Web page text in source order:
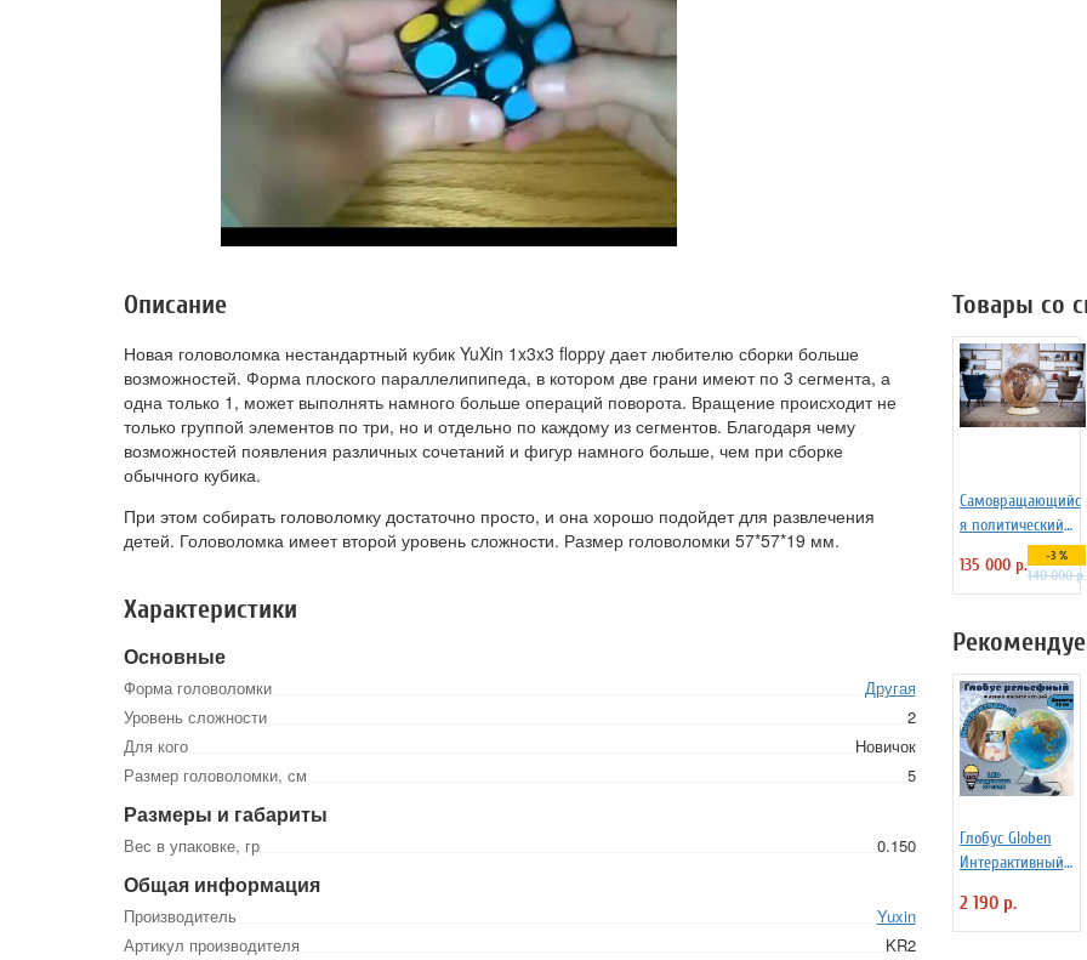
Описание
Новая головоломка нестандартный кубик YuXin 1x3x3 floppy дает любителю сборки больше
возможностей. Форма плоского параллелипипеда, в котором две грани имеют по 3 сегмента, а
одна только 1, может выполнять намного больше операций поворота. Вращение происходит не
только группой элементов по три, но и отдельно по каждому из сегментов. Благодаря чему
возможностей появления различных сочетаний и фигур намного больше, чем при сборке
обычного кубика.
При этом собирать головоломку достаточно просто, и она хорошо подойдет для развлечения
детей. Головоломка имеет второй уровень сложности. Размер головоломки 57*57*19 мм.
Характеристики
Основные
Форма головоломки
Другая
Уровень сложности
2
Для кого
Новичок
Размер головоломки, см
5
Размеры и габариты
Вес в упаковке, гр 0.150
Общая информация
Производитель
Yuxin
Артикул производителя
KR2
Товары со
Самовращающийс
я политический
глобус в стиле
ретро, 130 см на
пластиковой
135 000 р. -3 %
140 000 р.
Глобус Globen
Интерактивный
политический с
подсветкой
2 190 р.